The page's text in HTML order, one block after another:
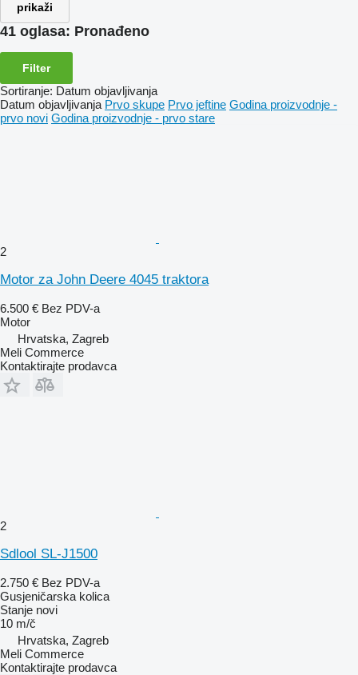
prikaži
41 oglasa: Pronađeno
Filter
Sortiranje: Datum objavljivanja
Datum objavljivanja Prvo skupe Prvo jeftine Godina proizvodnje -
prvo novi Godina proizvodnje - prvo stare
2
Motor za John Deere 4045 traktora
6.500 € Bez PDV-a
Motor
Hrvatska, Zagreb
Meli Commerce
Kontaktirajte prodavca
2
Sdlool SL-J1500
2.750 € Bez PDV-a
Gusjeničarska kolica
Stanje novi
10 m/č
Hrvatska, Zagreb
Meli Commerce
Kontaktirajte prodavca